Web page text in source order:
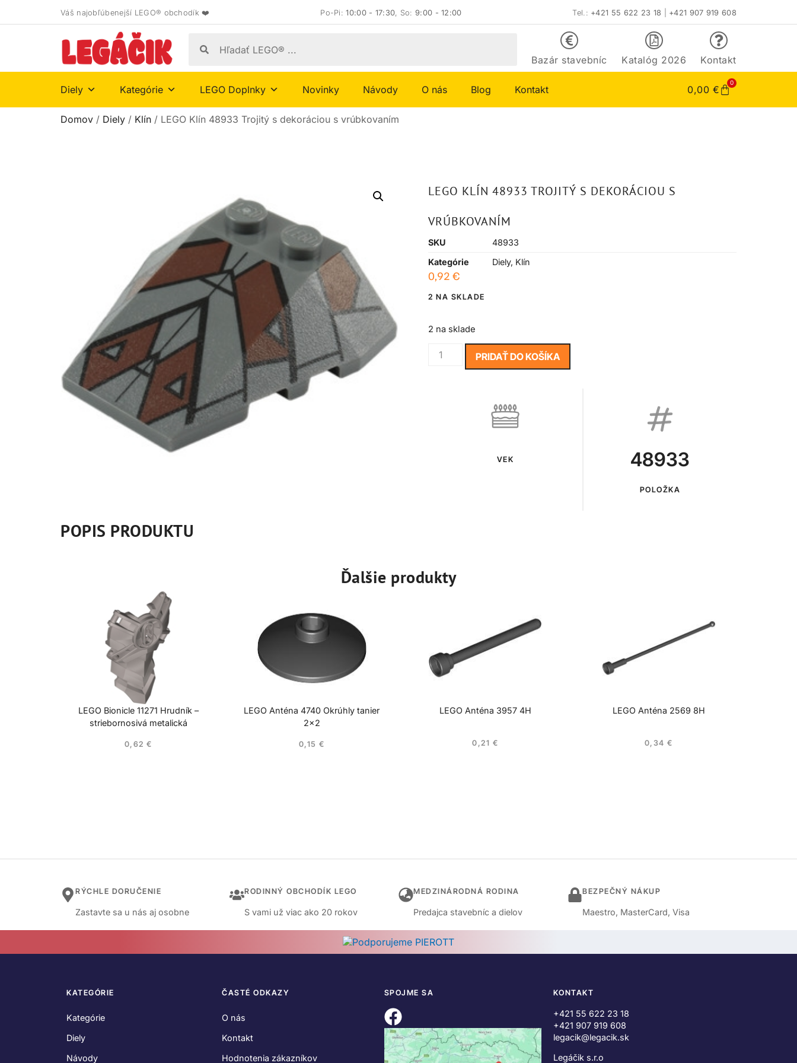
Váš najobľúbenejší LEGO® obchodík ❤️ Po-Pi:10:00 - 17:30, So:9:00 - 12:00 Tel.: +421 55 622 23 18 +421 907 919 608
Bazár stavebníc Katalóg 2026 Kontakt
Diely Kategórie LEGO Doplnky Novinky Návody O nás Blog Kontakt 0,00 €
0
Domov / Diely / Klín / LEGO Klín 48933 Trojitý s dekoráciou s vrúbkovaním
LEGO KLÍN 48933 TROJITÝ S DEKORÁCIOU S
VRÚBKOVANÍM
SKU
48933
Kategórie
Diely, Klín
0,92 €
2 NA SKLADE
2 na sklade
PRIDAŤ DO KOŠÍKA
VEK 48933
POLOŽKA
POPIS PRODUKTU
Ďalšie produkty
LEGO Bionicle 11271 Hrudník –
striebornosivá metalická
0,62€
LEGO Anténa 4740 Okrúhly tanier
2×2
0,15€
LEGO Anténa 3957 4H
0,21 €
LEGO Anténa 2569 8H
0,34€
RÝCHLE DORUČENIE
Zastavte sa u nás aj osobne
RODINNÝ OBCHODÍK LEGO
S vami už viac ako 20 rokov
MEDZINÁRODNÁ RODINA
Predajca stavebníc a dielov
BEZPEČNÝ NÁKUP
Maestro, MasterCard, Visa
KATEGÓRIE
Kategórie
Diely
Návody
ČASTÉ ODKAZY
O nás
Kontakt
Hodnotenia zákazníkov
SPOJME SA KONTAKT
+421 55 622 23 18
+421 907 919 608
legacik@legacik.sk
Legáčik s.r.o